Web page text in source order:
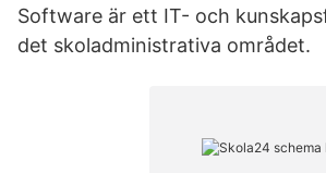
Software är ett IT- och
det skoladministrativa området.